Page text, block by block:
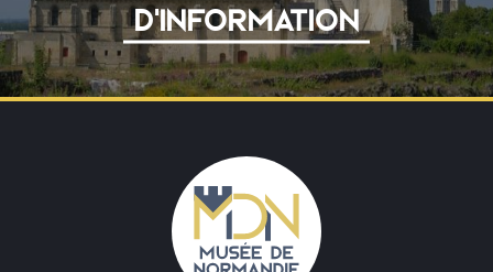
D'INFORMATION